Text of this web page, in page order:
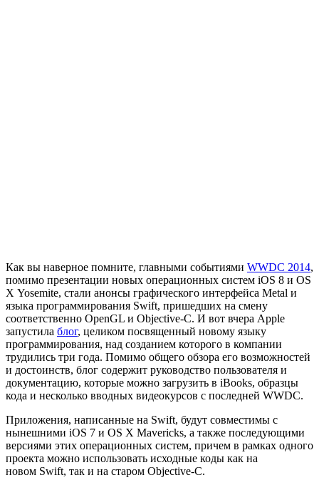
Как вы наверное помните, главными событиями WWDC 2014,
помимо презентации новых операционных систем iOS 8 и OS
X Yosemite, стали анонсы графического интерфейса Metal и
языка программирования Swift, пришедших на смену
соответственно OpenGL и Objective-C. И вот вчера Apple
запустила блог, целиком посвященный новому языку
программирования, над созданием которого в компании
трудились три года. Помимо общего обзора его возможностей
и достоинств, блог содержит руководство пользователя и
документацию, которые можно загрузить в iBooks, образцы
кода и несколько вводных видеокурсов с последней WWDC.
Приложения, написанные на Swift, будут совместимы с
нынешними iOS 7 и OS X Mavericks, а также последующими
версиями этих операционных систем, причем в рамках одного
проекта можно использовать исходные коды как на
новом Swift, так и на старом Objective-C.